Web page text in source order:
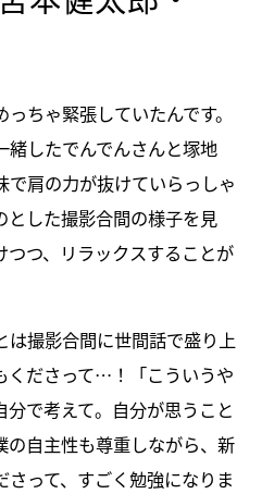
ちゃ緊張していたんです。
緒したでんでんさんと塚地
で肩の力が抜けていらっしゃ
した撮影合間の様子を見
つ、リラックスすることが
は撮影合間に世間話で盛り上
くださって…！「こういうや
分で考えて。自分が思うこと
の自主性も尊重しながら、新
さって、すごく勉強になりま